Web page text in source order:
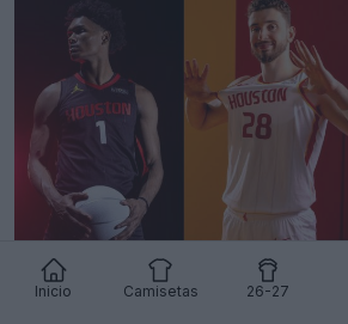
Inicio Camisetas 26-27
Reveladas las camisetas de los